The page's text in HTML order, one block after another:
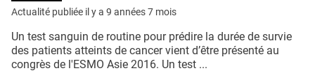
Actualité publiée il y a 9 années 7 mois
Un test sanguin de routine pour prédire la durée de survie
des patients atteints de cancer vient d’être présenté au
congrès de l'ESMO Asie 2016. Un test ...